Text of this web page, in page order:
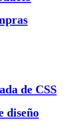
de CSS
diseño